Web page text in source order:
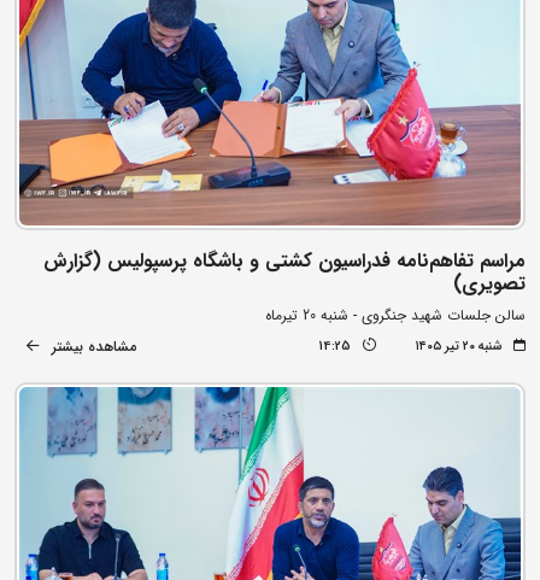
مراسم تفاهم‌نامه فدراسیون کشتی و باشگاه پرسپولیس (گزارش
تصویری)
سالن جلسات شهید جنگروی - شنبه 20 تیرماه
شنبه ۲۰ تیر ۱۴۰۵ 14:25 مشاهده بیشتر